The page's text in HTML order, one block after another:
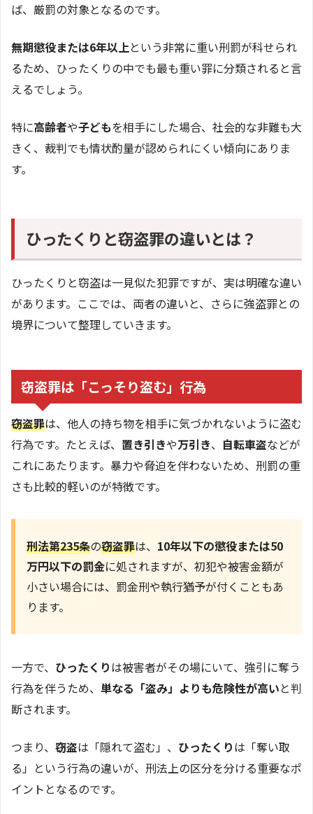
ば、厳罰の対象となるのです。
無期懲役または6年以上という非常に重い刑罰が科せられ
るため、ひったくりの中でも最も重い罪に分類されると言
えるでしょう。
特に高齢者や子どもを相手にした場合、社会的な非難も大
きく、裁判でも情状酌量が認められにくい傾向にありま
す。
ひったくりと窃盗罪の違いとは？
ひったくりと窃盗は一見似た犯罪ですが、実は明確な違い
があります。ここでは、両者の違いと、さらに強盗罪との
境界について整理していきます。
窃盗罪は「こっそり盗む」行為
窃盗罪は、他人の持ち物を相手に気づかれないように盗む
行為です。たとえば、 置き引きや万引き、 自転車盗などが
これにあたります。暴力や脅迫を伴わないため、刑罰の重
さも比較的軽いのが特徴です。
刑法第235条の窃盗罪は、 10年以下の懲役または50
万円以下の罰金に処されますが、初犯や被害金額が
小さい場合には、罰金刑や執行猶予が付くこともあ
ります。
一方で、 ひったくりは被害者がその場にいて、強引に奪う
行為を伴うため、 単なる「盗み」よりも危険性が高いと判
断されます。
つまり、 窃盗は「隠れて盗む」、 ひったくりは「奪い取
る」という行為の違いが、刑法上の区分を分ける重要なポ
イントとなるのです。